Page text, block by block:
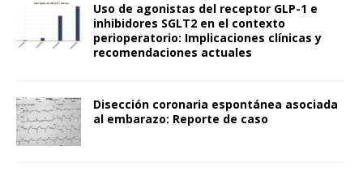
Uso de agonistas del receptor GLP-1 e
inhibidores SGLT2 en el contexto
perioperatorio: Implicaciones clínicas y
recomendaciones actuales
Disección coronaria espontánea asociada
al embarazo: Reporte de caso